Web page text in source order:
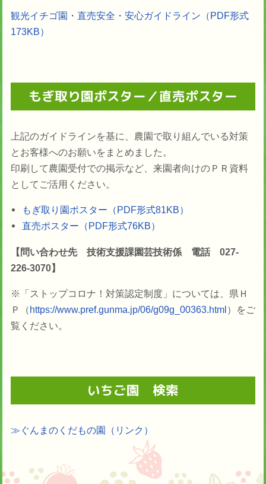
観光イチゴ園・直売安全・安心ガイドライン（PDF形式
173KB）
もぎ取り園ポスター／直売ポスター
上記のガイドラインを基に、農園で取り組んでいる対策
とお客様へのお願いをまとめました。
印刷して農園受付での掲示など、来園者向けのＰＲ資料
としてご活用ください。
もぎ取り園ポスター（PDF形式81KB）
直売ポスター（PDF形式76KB）
【問い合わせ先 技術支援課園芸技術係 電話 027-
226-3070】
※「ストップコロナ！対策認定制度」については、県Ｈ
Ｐ（https://www.pref.gunma.jp/06/g09g_00363.html）をご
覧ください。
いちご園 検索
≫ぐんまのくだもの園（リンク）